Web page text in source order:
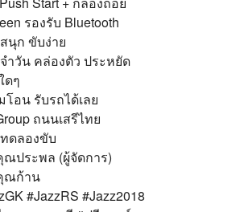
รองรับ Bluetooth
นุก ขับง่าย
ำวัน คล่องตัว ประหยัด
ดๆ
โอน รับรถได้เลย
ถนนเสรีไทย
ดลองขับ
ณประพล (ผู้จัดการ)
ณก้าน
#JazzRS #Jazz2018